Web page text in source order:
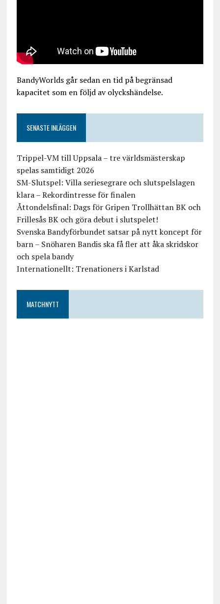
BandyWorlds går sedan en tid på begränsad
kapacitet som en följd av olyckshändelse.
SENASTE INLÄGGEN
Trippel-VM till Uppsala – tre världsmästerskap
spelas samtidigt 2026
SM-Slutspel: Villa seriesegrare och slutspelslagen
klara – Rekordintresse för finalen
Åttondelsfinal: Dags för Gripen Trollhättan BK och
Frillesås BK och göra debut i slutspelet!
Svenska Bandyförbundet satsar på nytt koncept för
barn – Snöharen Bandis ska få fler att åka skridskor
och spela bandy
Internationellt: Trenationers i Karlstad
MATCHNYTT